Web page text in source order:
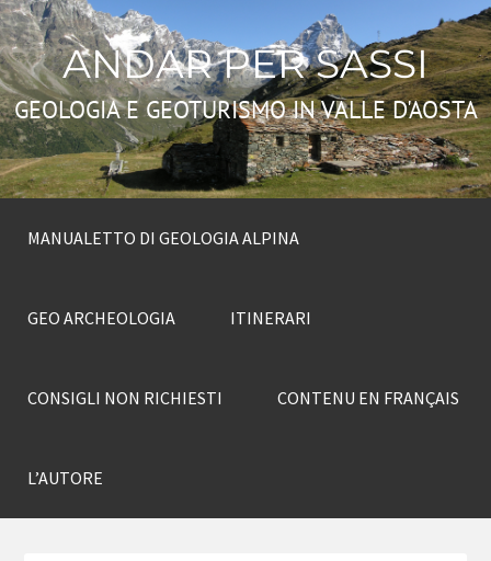
ANDAR PER SASSI
GEOLOGIA E GEOTURISMO IN VALLE D'AOSTA
MANUALETTO DI GEOLOGIA ALPINA
GEO ARCHEOLOGIA ITINERARI
CONSIGLI NON RICHIESTI CONTENU EN FRANÇAIS
L’AUTORE